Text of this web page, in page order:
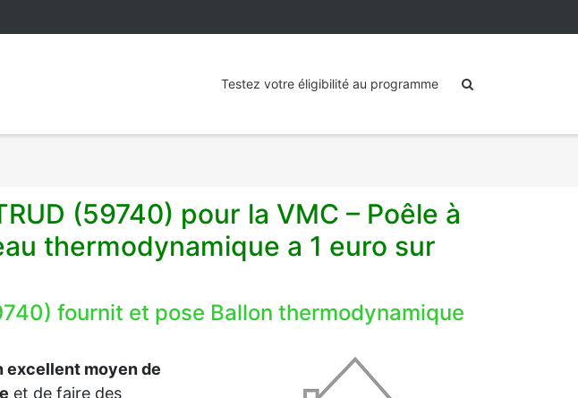
Testez votre éligibilité au programme
(59740) pour la VMC – Poêle à
thermodynamique a 1 euro sur
fournit et pose Ballon thermodynamique
excellent moyen de
et de faire des